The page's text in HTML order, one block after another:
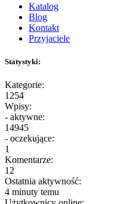
Katalog
Blog
Kontakt
Przyjaciele
Statystyki:
Kategorie:
1254
Wpisy:
- aktywne:
14945
- oczekujące:
1
Komentarze:
12
Ostatnia aktywność:
4 minuty temu